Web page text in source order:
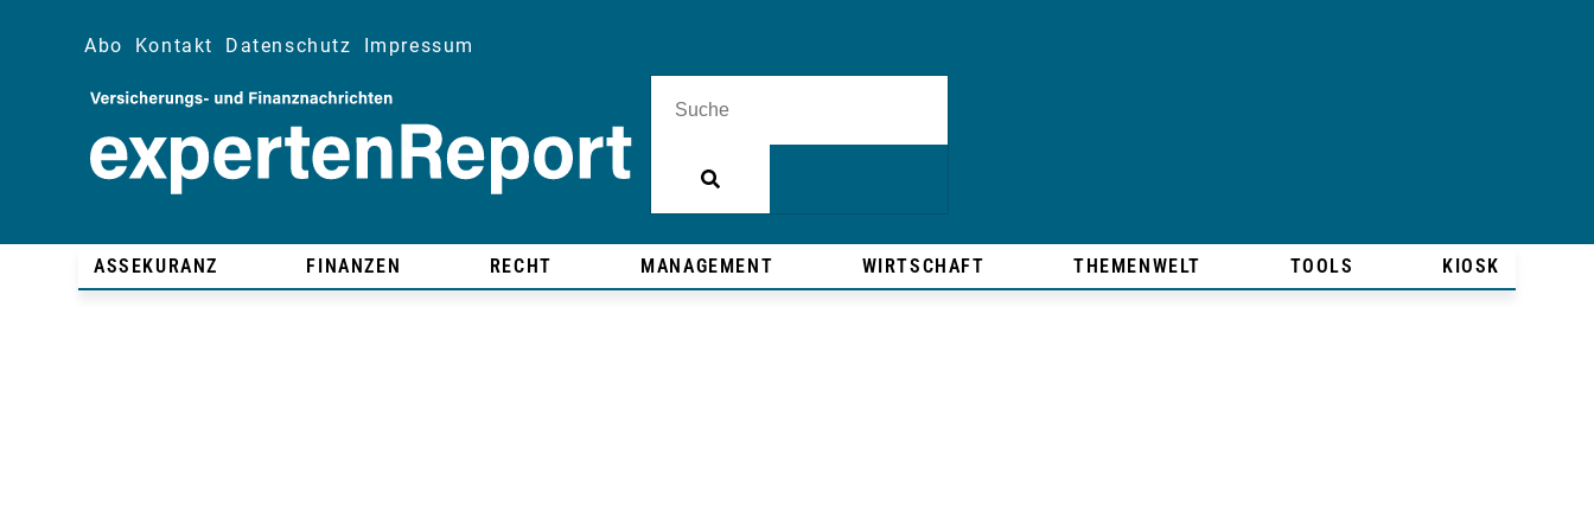
Abo Kontakt Datenschutz Impressum
ASSEKURANZ FINANZEN RECHT MANAGEMENT WIRTSCHAFT THEMENWELT TOOLS KIOSK